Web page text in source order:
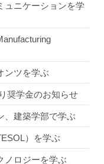
ュニケーションを学
ンツを学ぶ
奨学金のお知らせ
、建築学部で学ぶ
）を学ぶ
ノロジーを学ぶ